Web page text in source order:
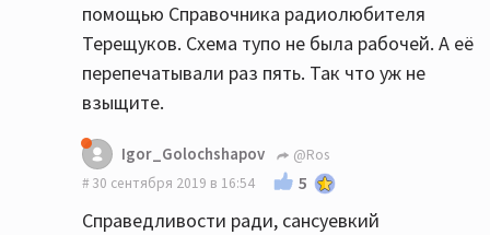
помощью Справочника радиолюбителя
Терещуков. Схема тупо не была рабочей. А её
перепечатывали раз пять. Так что уж не
взыщите.
Igor_Golochshapov
@Ros
30 сентября 2019 в 16:54
5
Справедливости ради, сансуевкий